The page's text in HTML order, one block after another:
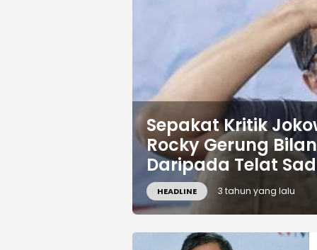
Sepakat Kritik
Rocky Gerung
Daripada Telat
HEADLINE 3 tahun yang lalu